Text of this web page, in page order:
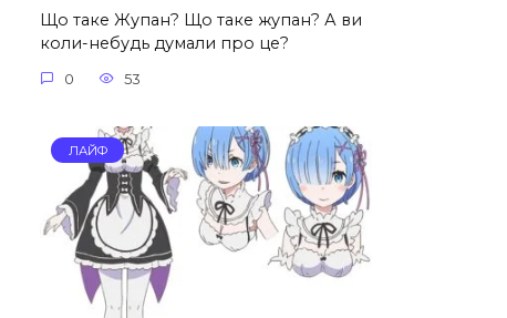
Що таке Жупан? Що таке жупан? А ви
коли-небудь думали про це?
0 53
ЛАЙФ